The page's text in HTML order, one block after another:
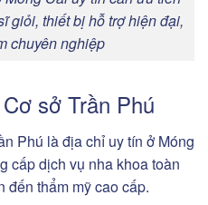
giỏi, thiết bị hỗ trợ hiện đại,
chuyên nghiệp
sở Trần Phú
Phú là địa chỉ uy tín ở Móng
cấp dịch vụ nha khoa toàn
đến thẩm mỹ cao cấp.